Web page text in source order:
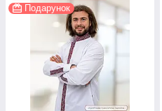
Подарунок